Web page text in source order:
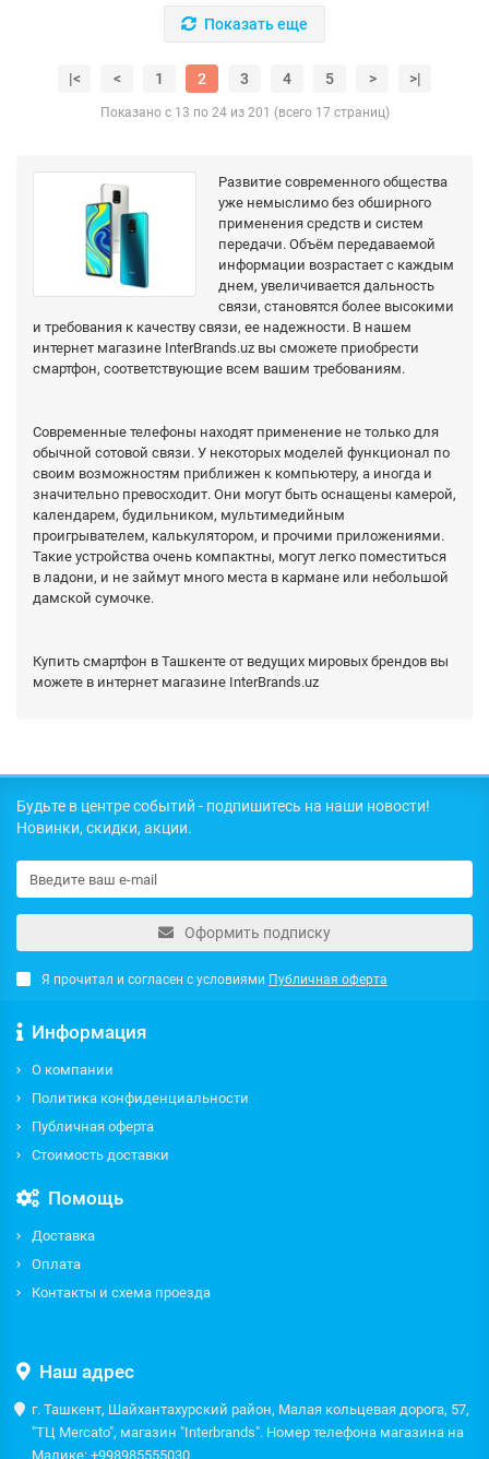
Показать еще
|< < 1 2 3 4 5 > >|
Показано с 13 по 24 из 201 (всего 17 страниц)
Развитие современного общества
уже немыслимо без обширного
применения средств и систем
передачи. Объём передаваемой
информации возрастает с каждым
днем, увеличивается дальность
связи, становятся более высокими
и требования к качеству связи, ее надежности. В нашем
интернет магазине InterBrands.uz вы сможете приобрести
смартфон, соответствующие всем вашим требованиям.
Современные телефоны находят применение не только для
обычной сотовой связи. У некоторых моделей функционал по
своим возможностям приближен к компьютеру, а иногда и
значительно превосходит. Они могут быть оснащены камерой,
календарем, будильником, мультимедийным
проигрывателем, калькулятором, и прочими приложениями.
Такие устройства очень компактны, могут легко поместиться
в ладони, и не займут много места в кармане или небольшой
дамской сумочке.
Купить смартфон в Ташкенте от ведущих мировых брендов вы
можете в интернет магазине InterBrands.uz
Будьте в центре событий - подпишитесь на наши новости!
Новинки, скидки, акции.
Оформить подписку
Я прочитал и согласен с условиями Публичная оферта
Информация
О компании
Политика конфиденциальности
Публичная оферта
Стоимость доставки
Помощь
Доставка
Оплата
Контакты и схема проезда
Наш адрес
г. Ташкент, Шайхантахурский район, Малая кольцевая дорога, 57,
"ТЦ Mercato", магазин "Interbrands". Номер телефона магазина на
Малике: +998985555030